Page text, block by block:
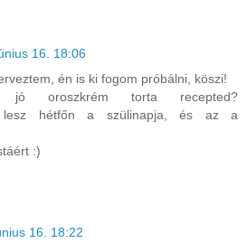
16. 18:06
én is ki fogom próbálni, köszi!
jó oroszkrém torta recepted?
lesz hétfőn a szülinapja, és az a
:)
16. 18:22